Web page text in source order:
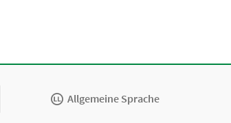
Allgemeine Sprache